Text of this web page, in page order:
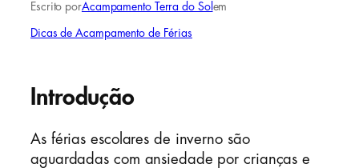
Escrito porAcampamento Terra do Sol em
Dicas de Acampamento de Férias
Introdução
As férias escolares de inverno são
aguardadas com ansiedade por crianças e